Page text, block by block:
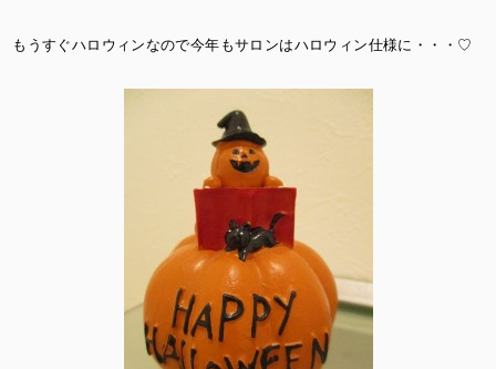
もうすぐハロウィンなので今年もサロンはハロウィン仕様に・・・♡